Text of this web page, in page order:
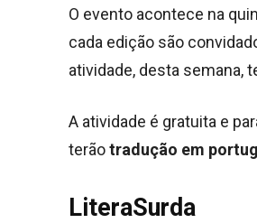
O evento acontece na
cada edição são
atividade, desta semana,
A atividade é gratuita e
terãotradução em
LiteraSurda